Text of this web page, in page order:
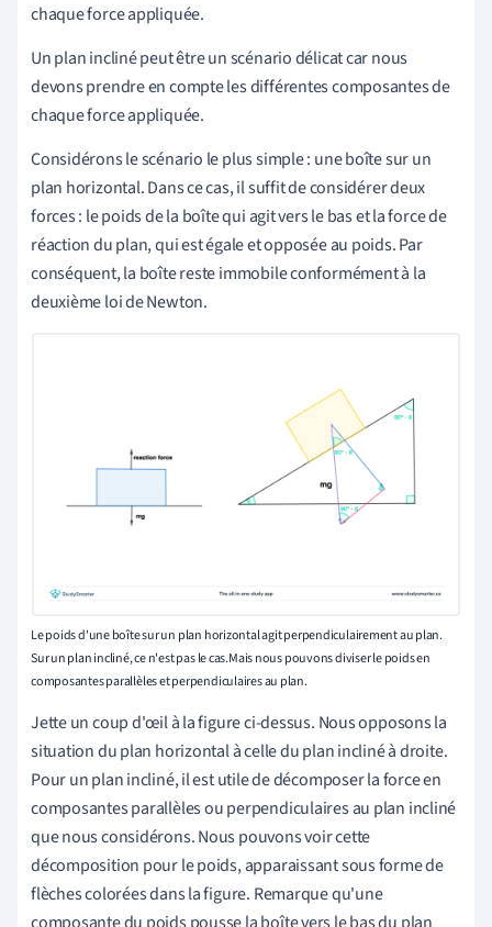
chaque force appliquée.
Un plan incliné peut être un scénario délicat car nous
devons prendre en compte les différentes composantes de
chaque force appliquée.
Considérons le scénario le plus simple : une boîte sur un
plan horizontal. Dans ce cas, il suffit de considérer deux
forces : le poids de la boîte qui agit vers le bas et la force de
réaction du plan, qui est égale et opposée au poids. Par
conséquent, la boîte reste immobile conformément à la
deuxième loi de Newton.
Le poids d'une boîte sur un plan horizontal agit perpendiculairement au plan.
Sur un plan incliné, ce n'est pas le cas.Mais nous pouvons diviser le poids en
composantes parallèles et perpendiculaires au plan.
Jette un coup d'œil à la figure ci-dessus. Nous opposons la
situation du plan horizontal à celle du plan incliné à droite.
Pour un plan incliné, il est utile de décomposer la force en
composantes parallèles ou perpendiculaires au plan incliné
que nous considérons. Nous pouvons voir cette
décomposition pour le poids, apparaissant sous forme de
flèches colorées dans la figure. Remarque qu'une